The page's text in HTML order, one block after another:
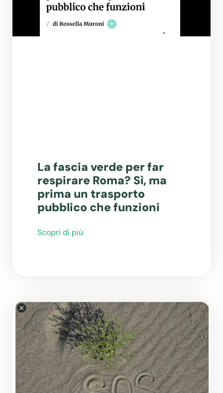
La fascia verde per far
respirare Roma? Sì, ma
prima un trasporto
pubblico che funzioni
Scopri di più